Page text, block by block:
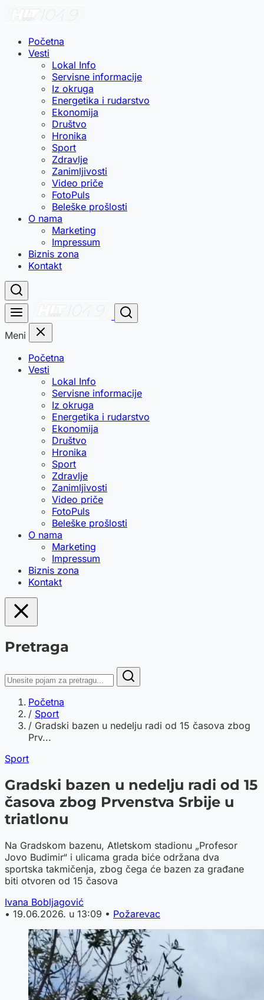
Početna
Vesti
Lokal Info
Servisne informacije
Iz okruga
Energetika i rudarstvo
Ekonomija
Društvo
Hronika
Sport
Zdravlje
Zanimljivosti
Video priče
FotoPuls
Beleške prošlosti
O nama
Marketing
Impressum
Biznis zona
Kontakt
Meni
Početna
Vesti
Lokal Info
Servisne informacije
Iz okruga
Energetika i rudarstvo
Ekonomija
Društvo
Hronika
Sport
Zdravlje
Zanimljivosti
Video priče
FotoPuls
Beleške prošlosti
O nama
Marketing
Impressum
Biznis zona
Kontakt
Pretraga
Početna
/ Sport
/ Gradski bazen u nedelju radi od 15 časova zbog
Prv...
Sport
Gradski bazen u nedelju radi od 15
časova zbog Prvenstva Srbije u
triatlonu
Na Gradskom bazenu, Atletskom stadionu „Profesor
Jovo Budimir“ i ulicama grada biće održana dva
sportska takmičenja, zbog čega će bazen za građane
biti otvoren od 15 časova
Ivana Bobljagović
• 19.06.2026. u 13:09 • Požarevac